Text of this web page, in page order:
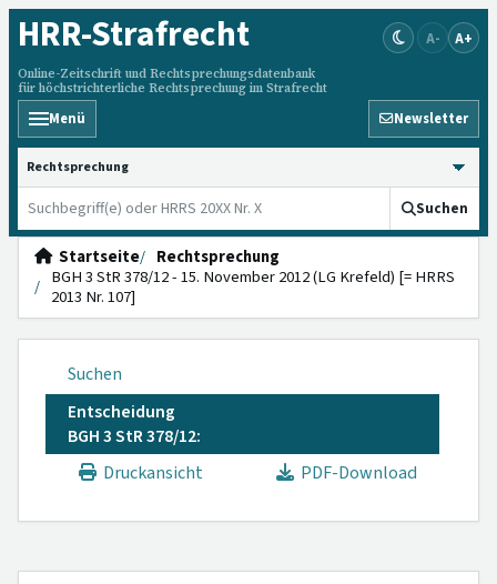
HRR-Strafrecht
Online-Zeitschrift und Rechtsprechungsdatenbank
für höchstrichterliche Rechtsprechung im Strafrecht
A- A+
Menü Newsletter
HRRS durchsuchen
Suchen
Startseite
Rechtsprechung
BGH 3 StR 378/12 - 15. November 2012 (LG Krefeld) [= HRRS
2013 Nr. 107]
Suchen
Entscheidung
BGH 3 StR 378/12:
Druckansicht
PDF-Download